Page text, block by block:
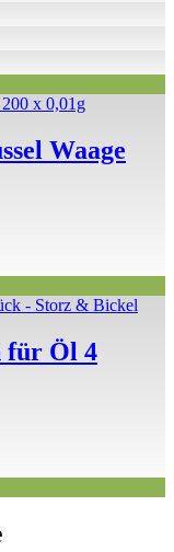
Waage
für Öl 4